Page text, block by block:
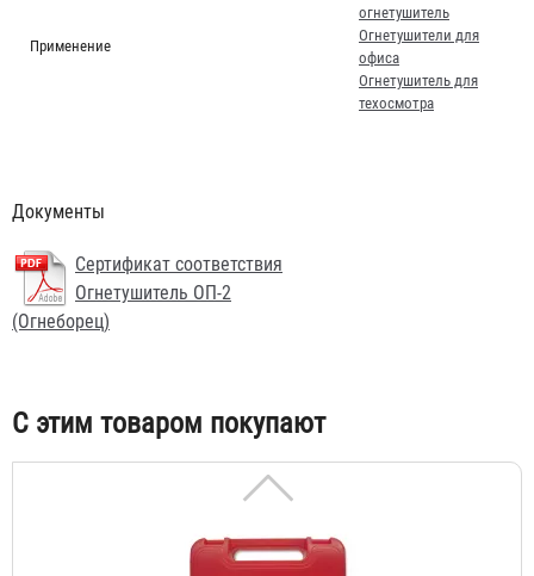
Применение
огнетушитель
Огнетушители для
офиса
Огнетушитель для
техосмотра
Документы
Сертификат соответствия
Огнетушитель ОП-2
(Огнеборец)
С этим товаром покупают
Аптечка автомобильная "ФЭСТ"